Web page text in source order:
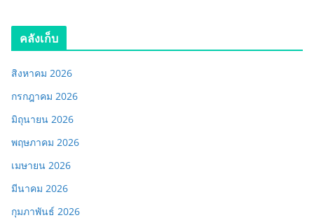
คลังเก็บ
สิงหาคม 2026
กรกฎาคม 2026
มิถุนายน 2026
พฤษภาคม 2026
เมษายน 2026
มีนาคม 2026
กุมภาพันธ์ 2026